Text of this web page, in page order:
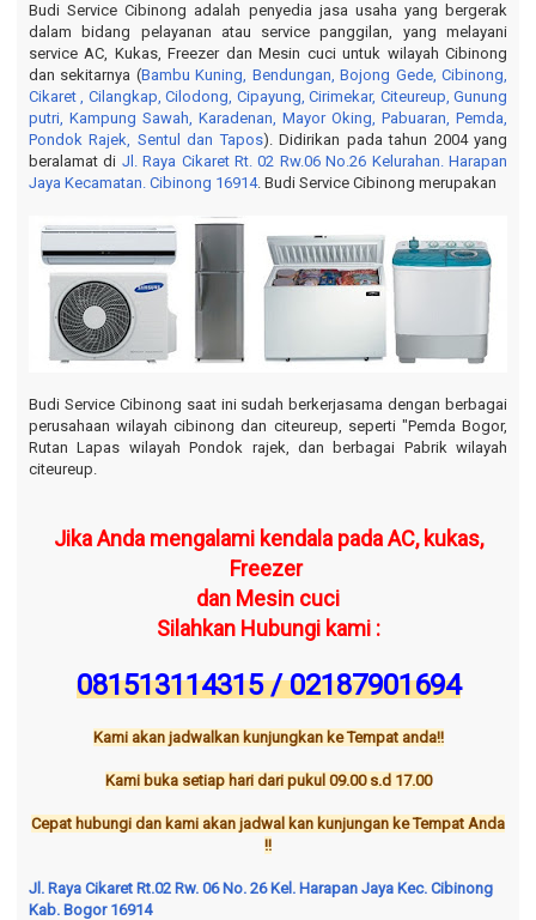
i
g
a
t
i
o
n
Budi Service Cibinong adalah penyedia jasa usaha yang bergerak
dalam bidang pelayanan atau service panggilan, yang melayani
service AC, Kukas, Freezer dan Mesin cuci untuk wilayah Cibinong
dan sekitarnya (Bambu Kuning, Bendungan, Bojong Gede, Cibinong,
Cikaret, Cilangkap,Cilodong, Cipayung, Cirimekar, Citeureup, Gunung
putri, Kampung Sawah, Karadenan, Mayor Oking, Pabuaran, Pemda,
Pondok Rajek, Sentul dan Tapos). Didirikan pada tahun 2004 yang
beralamat di Jl. Raya Cikaret Rt. 02 Rw.06 No.26 Kelurahan. Harapan
Jaya Kecamatan. Cibinong 16914. Budi Service Cibinong merupakan
Budi Service Cibinong saat ini sudah berkerjasama dengan berbagai
perusahaan wilayah cibinong dan citeureup, seperti "Pemda Bogor,
Rutan Lapas wilayah Pondok rajek, dan berbagai Pabrik wilayah
citeureup.
Jika Anda mengalami kendala pada AC, kukas,
Freezer
dan Mesin cuci
Silahkan Hubungi kami :
081513114315 / 02187901694
Kami akan jadwalkan kunjungkan ke Tempat anda!!
Kami buka setiap hari dari pukul 09.00 s.d 17.00
Cepat hubungi dan kami akan jadwal kan kunjungan ke Tempat Anda
!!
Jl. Raya Cikaret Rt.02 Rw. 06 No. 26 Kel. Harapan Jaya Kec. Cibinong
Kab. Bogor 16914